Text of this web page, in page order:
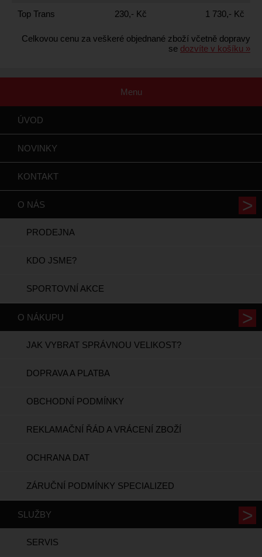
Top Trans 230,- Kč 1 730,- Kč
Celkovou cenu za veškeré objednané zboží včetně dopravy
se dozvíte v košíku »
Menu
ÚVOD
NOVINKY
KONTAKT
O NÁS
PRODEJNA
KDO JSME?
SPORTOVNÍ AKCE
O NÁKUPU
JAK VYBRAT SPRÁVNOU VELIKOST?
DOPRAVA A PLATBA
OBCHODNÍ PODMÍNKY
REKLAMAČNÍ ŘÁD A VRÁCENÍ ZBOŽÍ
OCHRANA DAT
ZÁRUČNÍ PODMÍNKY SPECIALIZED
SLUŽBY
SERVIS